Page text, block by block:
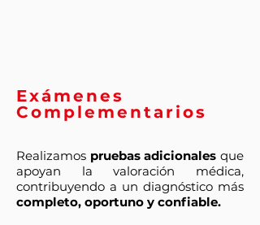
Exámenes
Complementarios
Realizamos pruebas adicionalesque
apoyan la valoración médica,
contribuyendo a un diagnóstico más
completo, oportuno y confiable.